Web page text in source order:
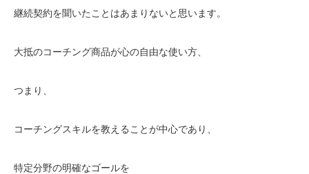
継続契約を聞いたことはあまりないと思います。
大抵のコーチング商品が心の自由な使い方、
つまり、
コーチングスキルを教えることが中心であり、
特定分野の明確なゴールを